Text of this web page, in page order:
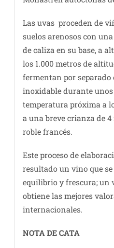
Las uvas proceden de
suelos arenosos con
de caliza en su base, a
los 1.000 metros de
fermentan por separado
inoxidable durante unos
temperatura próxima a
a una breve crianza de
roble francés.
Este proceso de
resultado un vino que
equilibrio y frescura; un
obtiene las mejores
internacionales.
NOTA DE CATA